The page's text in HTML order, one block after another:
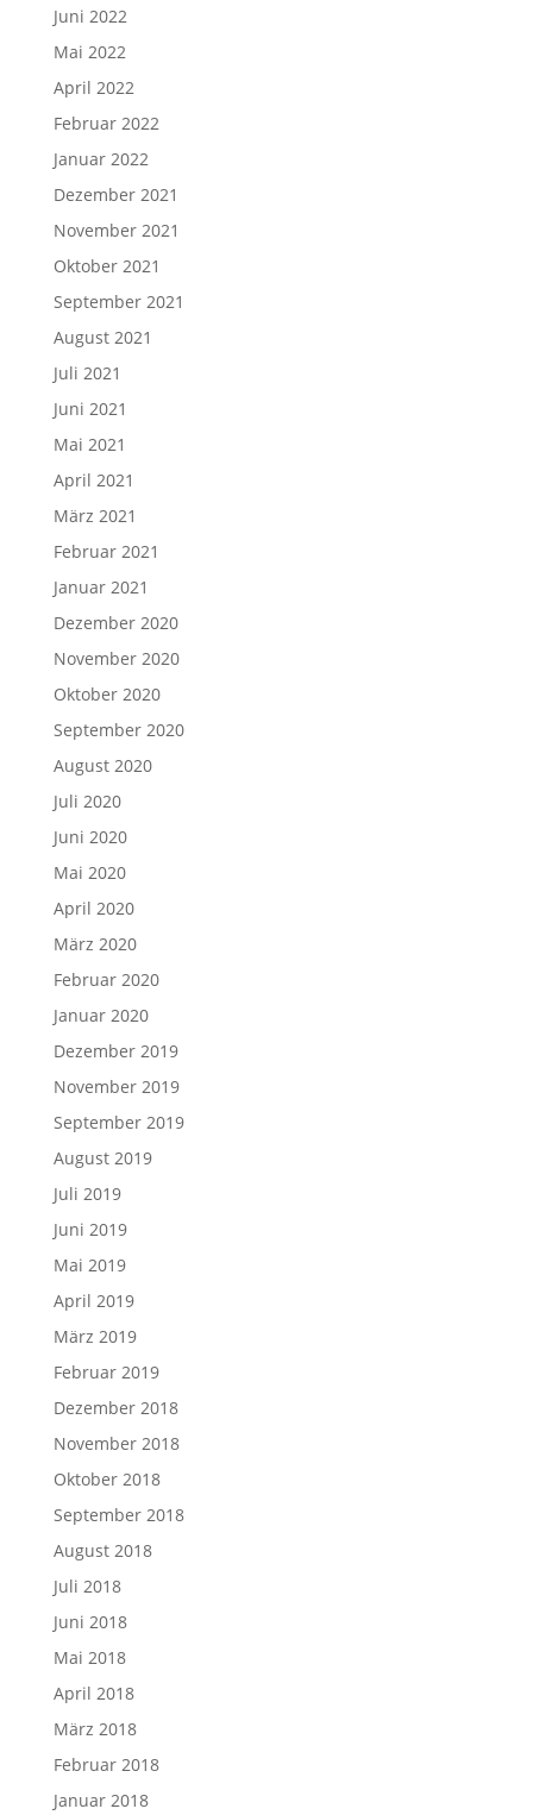
Juni 2022
Mai 2022
April 2022
Februar 2022
Januar 2022
Dezember 2021
November 2021
Oktober 2021
September 2021
August 2021
Juli 2021
Juni 2021
Mai 2021
April 2021
März 2021
Februar 2021
Januar 2021
Dezember 2020
November 2020
Oktober 2020
September 2020
August 2020
Juli 2020
Juni 2020
Mai 2020
April 2020
März 2020
Februar 2020
Januar 2020
Dezember 2019
November 2019
September 2019
August 2019
Juli 2019
Juni 2019
Mai 2019
April 2019
März 2019
Februar 2019
Dezember 2018
November 2018
Oktober 2018
September 2018
August 2018
Juli 2018
Juni 2018
Mai 2018
April 2018
März 2018
Februar 2018
Januar 2018